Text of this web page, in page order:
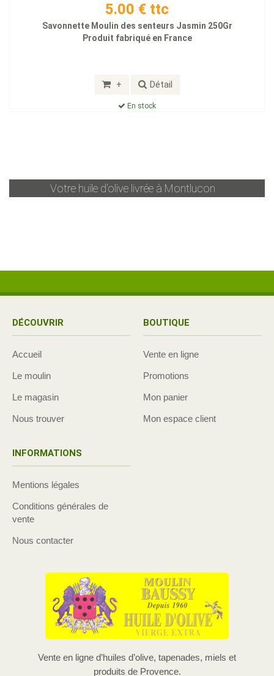
5.00 € ttc
Savonnette Moulin des senteurs Jasmin 250Gr
Produit fabriqué en France
+ Détail
En stock
Votre huile d'olive livrée à Montlucon
DÉCOUVRIR
Accueil
Le moulin
Le magasin
Nous trouver
BOUTIQUE
Vente en ligne
Promotions
Mon panier
Mon espace client
INFORMATIONS
Mentions légales
Conditions générales de
vente
Nous contacter
Vente en ligne d’huiles d’olive, tapenades, miels et
produits de Provence.